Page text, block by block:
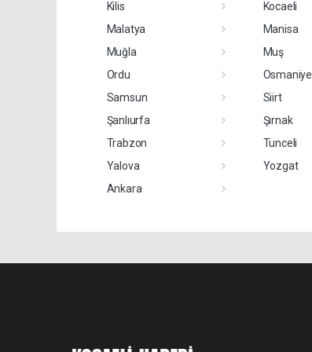
Kilis
Kocaeli
Malatya
Manisa
Muğla
Muş
Ordu
Osmaniye
Samsun
Siirt
Şanlıurfa
Şırnak
Trabzon
Tunceli
Yalova
Yozgat
Ankara